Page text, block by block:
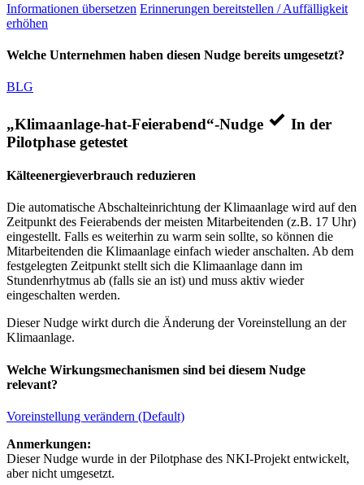
Informationen übersetzen Erinnerungen bereitstellen / Auffälligkeit
erhöhen
Welche Unternehmen haben diesen Nudge bereits umgesetzt?
BLG
„Klimaanlage-hat-Feierabend“-Nudge
In der
Pilotphase getestet
Kälteenergieverbrauch reduzieren
Die automatische Abschalteinrichtung der Klimaanlage wird auf den
Zeitpunkt des Feierabends der meisten Mitarbeitenden (z.B. 17 Uhr)
eingestellt. Falls es weiterhin zu warm sein sollte, so können die
Mitarbeitenden die Klimaanlage einfach wieder anschalten. Ab dem
festgelegten Zeitpunkt stellt sich die Klimaanlage dann im
Stundenrhytmus ab (falls sie an ist) und muss aktiv wieder
eingeschalten werden.
Dieser Nudge wirkt durch die Änderung der Voreinstellung an der
Klimaanlage.
Welche Wirkungsmechanismen sind bei diesem Nudge
relevant?
Voreinstellung verändern (Default)
Anmerkungen:
Dieser Nudge wurde in der Pilotphase des NKI-Projekt entwickelt,
aber nicht umgesetzt.